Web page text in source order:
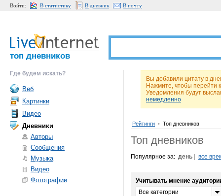
Войти: В статистику В дневник В почту
топ дневников
Вы добавили цитату в
Нажмите, чтобы перейти
Уведомления будут
немедленно
Рейтинги • Топ дневников
Топ дневников
Популярное за: день все
Учитывать мнение
Все категории
Где будем искать?
Веб
Картинки
Видео
Дневники
Авторы
Сообщения
Музыка
Видео
Фотографии